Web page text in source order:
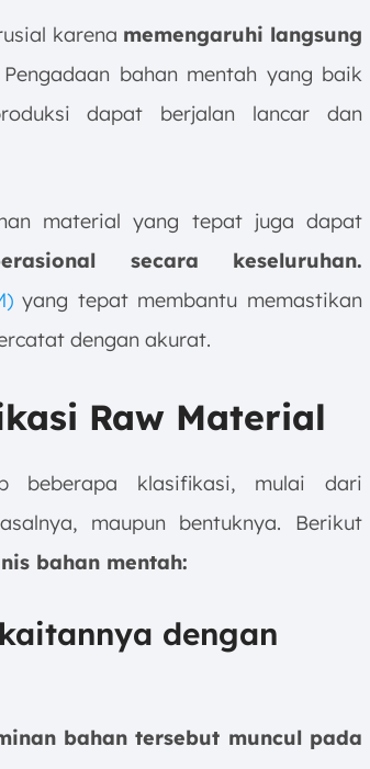
karena memengaruhi langsung
Pengadaan bahan mentah yang baik
dapat berjalan lancar dan
material yang tepat juga dapat
secara keseluruhan.
yang tepat membantu memastikan
dengan akurat.
Raw Material
beberapa klasifikasi, mulai dari
maupun bentuknya. Berikut
bahan mentah:
dengan
bahan tersebut muncul pada